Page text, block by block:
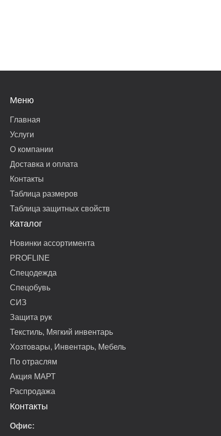
Меню
Главная
Услуги
О компании
Доставка и оплата
Контакты
Таблица размеров
Таблица защитных свойств
Каталог
Новинки ассортимента
PROFLINE
Спецодежда
Спецобувь
СИЗ
Защита рук
Текстиль, Мягкий инвентарь
Хозтовары, Инвентарь, Мебель
По отраслям
Акция МАРТ
Распродажа
Контакты
Офис: